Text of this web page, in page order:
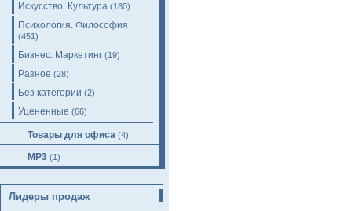
Искусство. Культура (180)
Психология. Философия
(451)
Бизнес. Маркетинг (19)
Разное (28)
Без категории (2)
Уцененные (66)
Товары для офиса (4)
MP3 (1)
Лидеры продаж